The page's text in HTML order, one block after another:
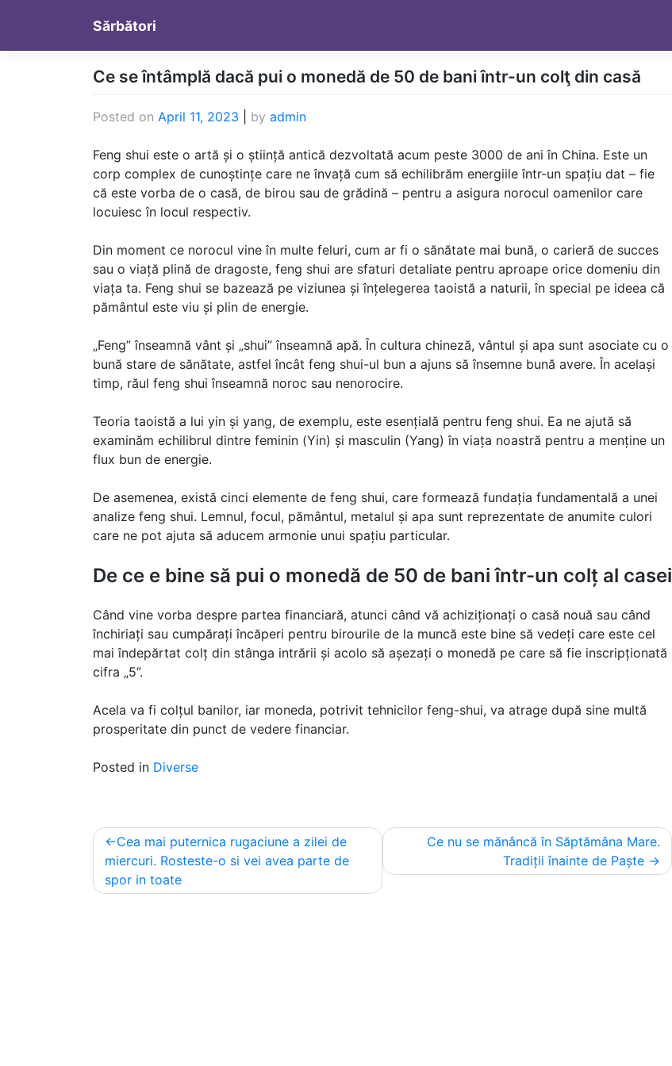
content
Sărbători
Ce se întâmplă dacă pui o monedă de 50 de bani într-un colţ din casă
Posted on April 11, 2023 by admin
Feng shui este o artă și o știință antică dezvoltată acum peste 3000 de ani în China. Este un
corp complex de cunoștințe care ne învață cum să echilibrăm energiile într-un spațiu dat – fie
că este vorba de o casă, de birou sau de grădină – pentru a asigura norocul oamenilor care
locuiesc în locul respectiv.
Din moment ce norocul vine în multe feluri, cum ar fi o sănătate mai bună, o carieră de succes
sau o viață plină de dragoste, feng shui are sfaturi detaliate pentru aproape orice domeniu din
viața ta. Feng shui se bazează pe viziunea și înțelegerea taoistă a naturii, în special pe ideea că
pământul este viu și plin de energie.
„Feng” înseamnă vânt și „shui” înseamnă apă. În cultura chineză, vântul și apa sunt asociate cu o
bună stare de sănătate, astfel încât feng shui-ul bun a ajuns să însemne bună avere. În același
timp, răul feng shui înseamnă noroc sau nenorocire.
Teoria taoistă a lui yin și yang, de exemplu, este esențială pentru feng shui. Ea ne ajută să
examinăm echilibrul dintre feminin (Yin) și masculin (Yang) în viața noastră pentru a menține un
flux bun de energie.
De asemenea, există cinci elemente de feng shui, care formează fundația fundamentală a unei
analize feng shui. Lemnul, focul, pământul, metalul și apa sunt reprezentate de anumite culori
care ne pot ajuta să aducem armonie unui spațiu particular.
De ce e bine să pui o monedă de 50 de bani într-un colț al casei
Când vine vorba despre partea financiară, atunci când vă achiziționați o casă nouă sau când
închiriați sau cumpărați încăperi pentru birourile de la muncă este bine să vedeți care este cel
mai îndepărtat colț din stânga intrării și acolo să așezați o monedă pe care să fie inscripționată
cifra „5”.
Acela va fi colțul banilor, iar moneda, potrivit tehnicilor feng-shui, va atrage după sine multă
prosperitate din punct de vedere financiar.
Posted in Diverse
Post
navigation
Cea mai puternica rugaciune a zilei de
miercuri. Rosteste-o si vei avea parte de
spor in toate
Ce nu se mănâncă în Săptămâna Mare.
Tradiții înainte de Paște